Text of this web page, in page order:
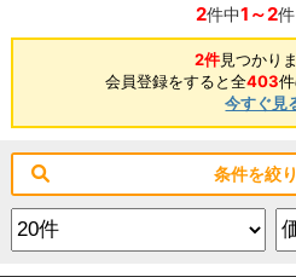
2件中1～2
2件見つかり
会員登録をすると全403
今すぐ見
条件を絞